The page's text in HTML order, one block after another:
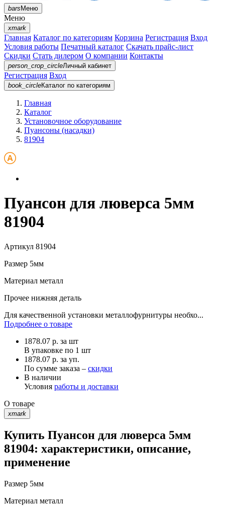
barsМеню
Меню
xmark
Главная Каталог по категориям Корзина Регистрация Вход
Условия работы Печатный каталог Скачать прайс-лист
Скидки Стать дилером О компании Контакты
person_crop_circleЛичный кабинет
Регистрация Вход
book_circleКаталог по категориям
Главная
Каталог
Установочное оборудование
Пуансоны (насадки)
81904
Пуансон для люверса 5мм
81904
Артикул 81904
Размер 5мм
Материал металл
Прочее нижняя деталь
Для качественной установки металлофурнитуры необхо...
Подробнее о товаре
1878.07 р. за шт
В упаковке по 1 шт
1878.07 р. за уп.
По сумме заказа – скидки
В наличии
Условия работы и доставки
О товаре
xmark
Купить Пуансон для люверса 5мм
81904: характеристики, описание,
применение
Размер 5мм
Материал металл